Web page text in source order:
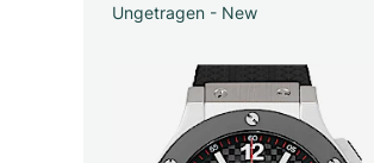
Ungetragen - New